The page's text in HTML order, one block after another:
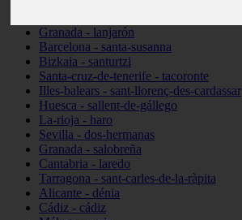
Granada - lanjarón
Barcelona - santa-susanna
Bizkaia - santurtzi
Santa-cruz-de-tenerife - tacoronte
Illes-balears - sant-llorenç-des-cardassar
Huesca - sallent-de-gállego
La-rioja - haro
Sevilla - dos-hermanas
Granada - salobreña
Cantabria - laredo
Tarragona - sant-carles-de-la-ràpita
Alicante - dénia
Cádiz - cádiz